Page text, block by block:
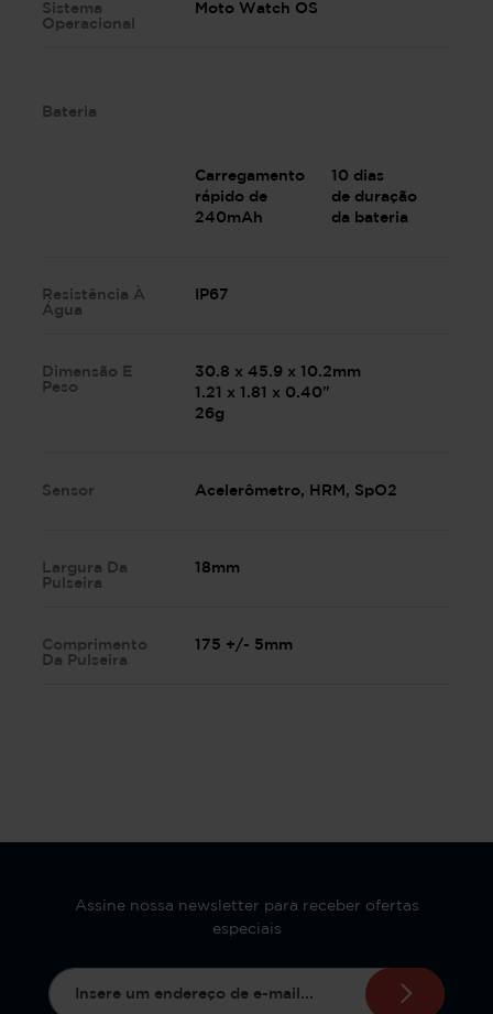
Sistema
Operacional
Moto Watch OS
Bateria
Carregamento
rápido de
240mAh
10 dias
de duração
da bateria
Resistência À
Água
IP67
Dimensão E
Peso
30.8 x 45.9 x 10.2mm
1.21 x 1.81 x 0.40"
26g
Sensor Acelerômetro, HRM, SpO2
Largura Da
Pulseira
18mm
Comprimento
Da Pulseira
175 +/- 5mm
Assine nossa newsletter para receber ofertas
especiais
Endereço de e-mail*